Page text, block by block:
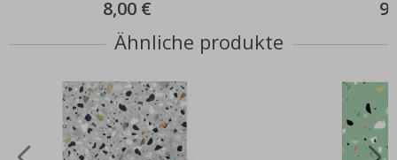
Special
Price
8,00 €
Ähnliche produkte